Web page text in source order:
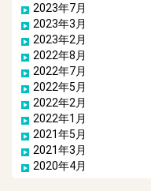
2023年7月
2023年3月
2023年2月
2022年8月
2022年7月
2022年5月
2022年2月
2022年1月
2021年5月
2021年3月
2020年4月